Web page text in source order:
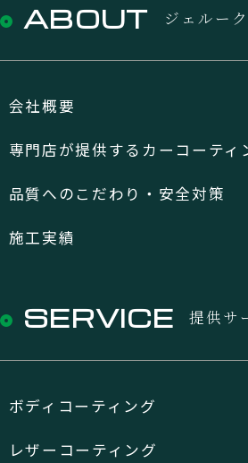
ABOUT ジェルー
会社概要
専門店が提供するカーコーティ
品質へのこだわり・安全対策
施工実績
SERVICE 提供サ
ボディコーティング
レザーコーティング